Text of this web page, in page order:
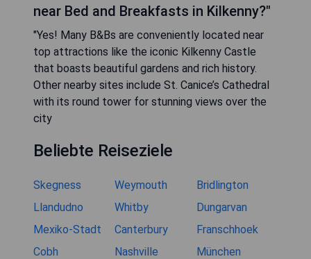
near Bed and Breakfasts in Kilkenny?"
"Yes! Many B&Bs are conveniently located near
top attractions like the iconic Kilkenny Castle
that boasts beautiful gardens and rich history.
Other nearby sites include St. Canice’s Cathedral
with its round tower for stunning views over the
city
Beliebte Reiseziele
Skegness Weymouth
Bridlington
Llandudno
Whitby
Dungarvan
Mexiko-Stadt
Canterbury
Franschhoek
Cobh
Nashville
München